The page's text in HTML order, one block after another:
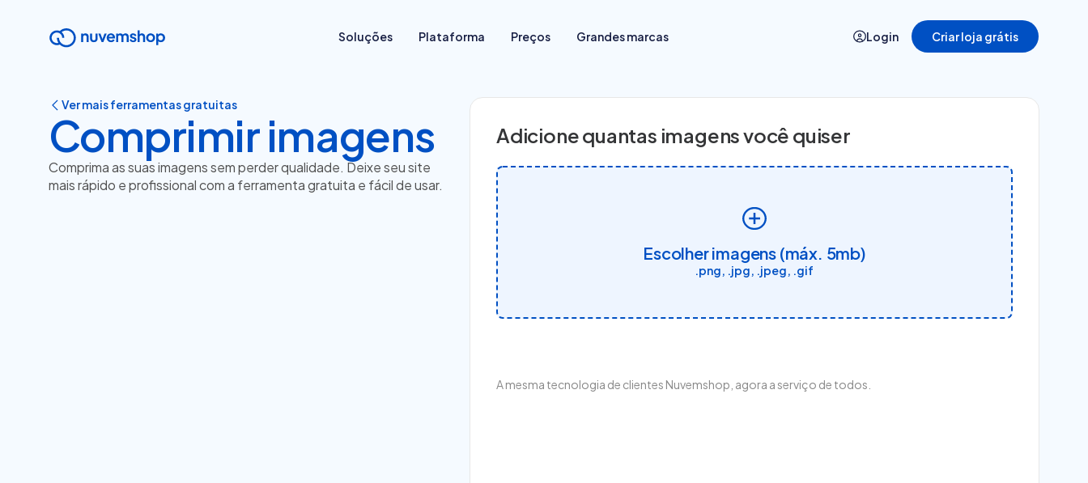
Soluções
Migrar sua loja de plataforma
Já vende em redes sociais
Já vende em loja física
Já vende em marketplace
Para vender sem estoque
Plataforma Preços Grandes marcas Login Criar loja grátis
Ver mais ferramentas gratuitas
Comprimir imagens
Comprima as suas imagens sem perder qualidade. Deixe seu site
mais rápido e profissional com a ferramenta gratuita e fácil de usar.
Adicione quantas imagens você quiser
Escolher imagens (máx. 5mb)
.png, .jpg, .jpeg, .gif
A mesma tecnologia de clientes Nuvemshop, agora a serviço de todos.